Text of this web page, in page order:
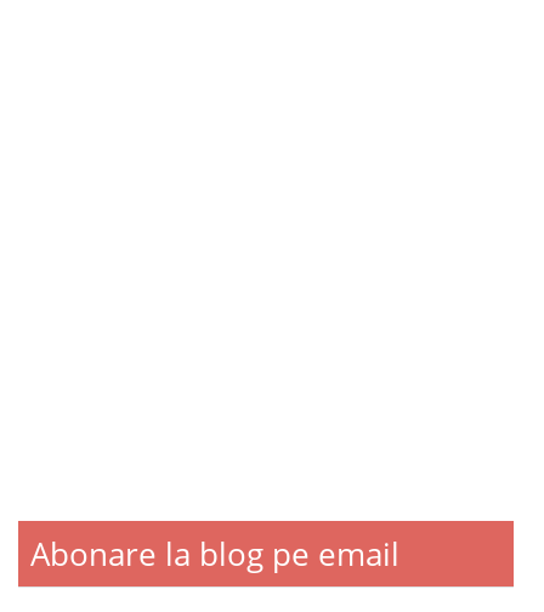
Abonare la blog pe email
Contact